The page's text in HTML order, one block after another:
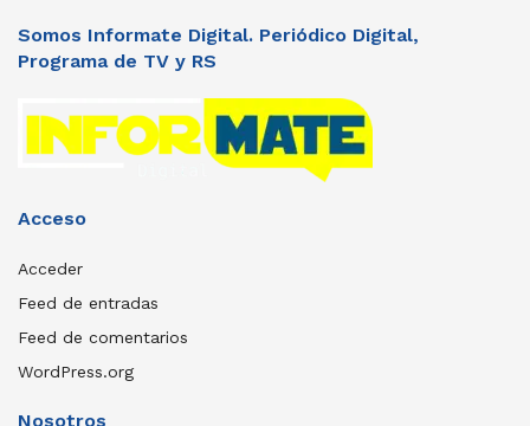
Somos Informate Digital. Periódico Digital,
Programa de TV y RS
Acceso
Acceder
Feed de entradas
Feed de comentarios
WordPress.org
Nosotros